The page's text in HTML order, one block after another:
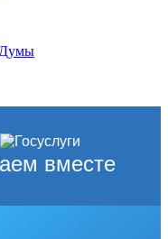
Думы
вместе